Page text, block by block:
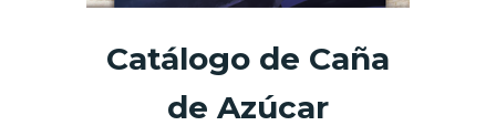
Catálogo de Caña
de Azúcar